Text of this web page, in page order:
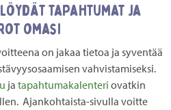
tapahtumat ja
omasi
on jakaa tietoa ja syventää
vahvistamiseksi.
ja tapahtumakalenteri ovatkin
Ajankohtaista-sivulla voitte